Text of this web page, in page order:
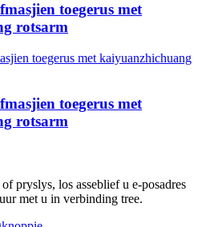
toegerus met
rotsarm
toegerus met
rotsarm
pryslys, los asseblief u e-posadres
met u in verbinding tree.